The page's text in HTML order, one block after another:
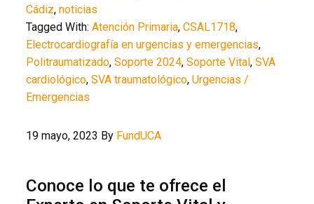
Cádiz,noticias
Tagged With:Atención Primaria,CSAL1718,
Electrocardiografía en urgencias y emergencias,
Politraumatizado,Soporte 2024,Soporte Vital,SVA
cardiológico,SVA traumatológico,Urgencias /
Emergencias
19 mayo, 2023 By FundUCA
Conoce lo que te ofrece el